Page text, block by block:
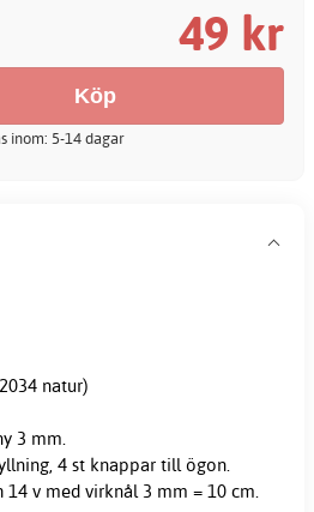
49 kr
inom: 5-14 dagar
natur)
3 mm.
4 st knappar till ögon.
14 v med virknål 3 mm = 10 cm.